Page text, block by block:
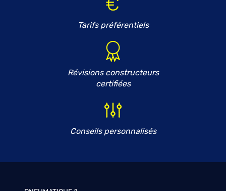
Tarifs préférentiels
Révisions constructeurs
certifiées
Conseils personnalisés